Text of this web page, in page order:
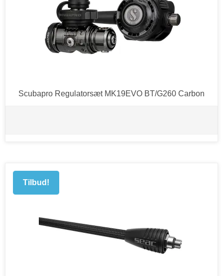
Scubapro Regulatorsæt MK19EVO BT/G260 Carbon
Tilbud!